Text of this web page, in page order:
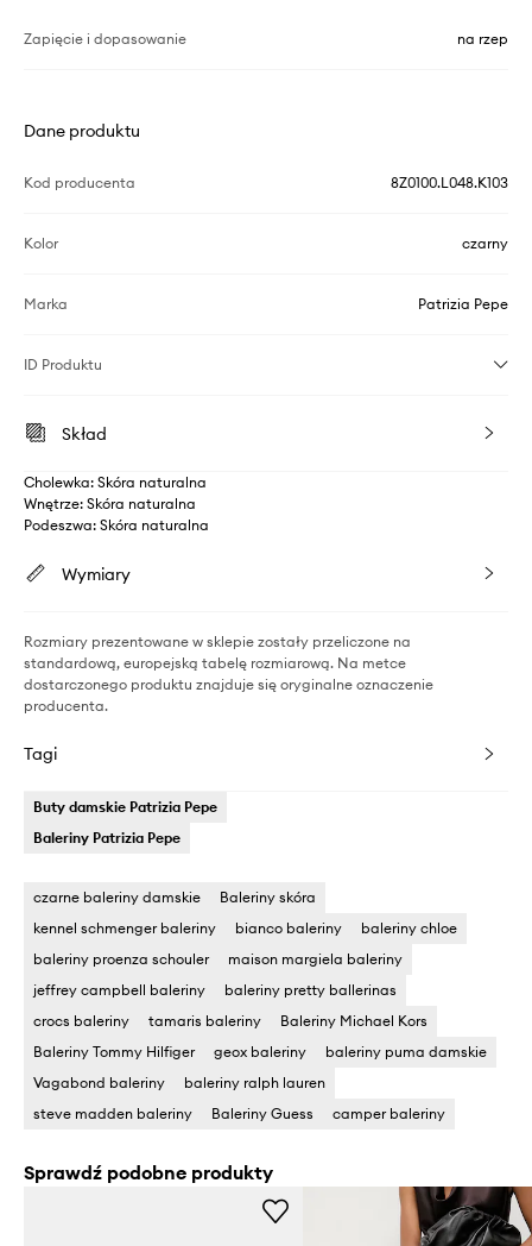
Zapięcie i dopasowanie na rzep
Dane produktu
Kod producenta 8Z0100.L048.K103
Kolor czarny
Marka Patrizia Pepe
ID Produktu
Skład
Cholewka: Skóra naturalna
Wnętrze: Skóra naturalna
Podeszwa: Skóra naturalna
Wymiary
Rozmiary prezentowane w sklepie zostały przeliczone na
standardową, europejską tabelę rozmiarową. Na metce
dostarczonego produktu znajduje się oryginalne oznaczenie
producenta.
Tagi
Buty damskie Patrizia Pepe
Baleriny Patrizia Pepe
czarne baleriny damskie
Baleriny skóra
kennel schmenger baleriny
bianco baleriny
baleriny chloe
baleriny proenza schouler
maison margiela baleriny
jeffrey campbell baleriny
baleriny pretty ballerinas
crocs baleriny
tamaris baleriny
Baleriny Michael Kors
Baleriny Tommy Hilfiger
geox baleriny
baleriny puma damskie
Vagabond baleriny
baleriny ralph lauren
steve madden baleriny
Baleriny Guess camper baleriny
Sprawdź podobne produkty